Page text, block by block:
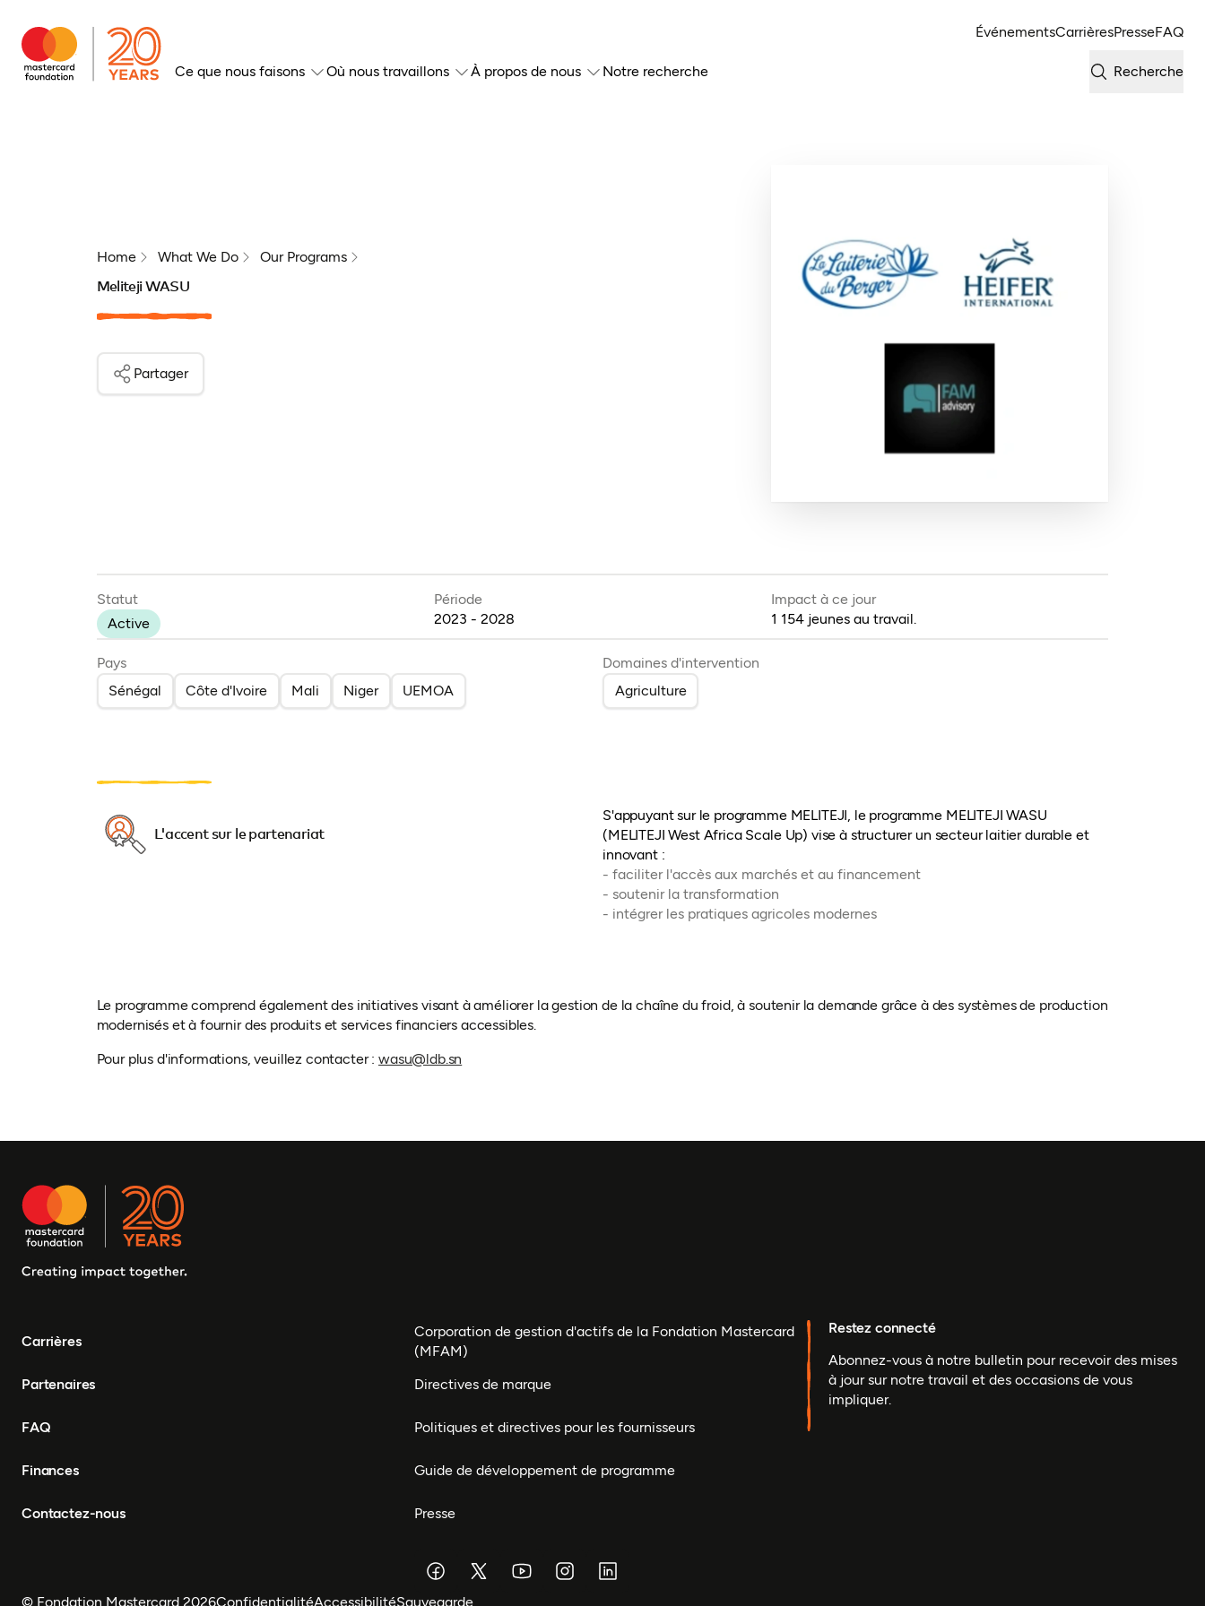
ÉvénementsCarrièresPresseFAQ
Ce que nous faisons Où nous travaillons À propos de nous Notre recherche Recherche
Home What We Do Our Programs
Meliteji WASU
Partager
Statut
Active
Période
2023 - 2028
Impact à ce jour
1 154 jeunes au travail.
Pays
Sénégal
Côte d'Ivoire Mali Niger UEMOA
Domaines d'intervention
Agriculture
L'accent sur le partenariat
S'appuyant sur le programme MELITEJI, le programme MELITEJI WASU
(MELITEJI West Africa Scale Up) vise à structurer un secteur laitier durable et
innovant :
- faciliter l'accès aux marchés et au financement
- soutenir la transformation
- intégrer les pratiques agricoles modernes
Le programme comprend également des initiatives visant à améliorer la gestion de la chaîne du froid, à soutenir la demande grâce à des systèmes de production
modernisés et à fournir des produits et services financiers accessibles.
Pour plus d'informations, veuillez contacter : wasu@ldb.sn
Carrières
Partenaires
FAQ
Finances
Contactez-nous
Corporation de gestion d'actifs de la Fondation Mastercard
(MFAM)
Directives de marque
Politiques et directives pour les fournisseurs
Guide de développement de programme
Presse
Restez connecté
Abonnez-vous à notre bulletin pour recevoir des mises
à jour sur notre travail et des occasions de vous
impliquer.
© Fondation Mastercard 2026ConfidentialitéAccessibilitéSauvegarde